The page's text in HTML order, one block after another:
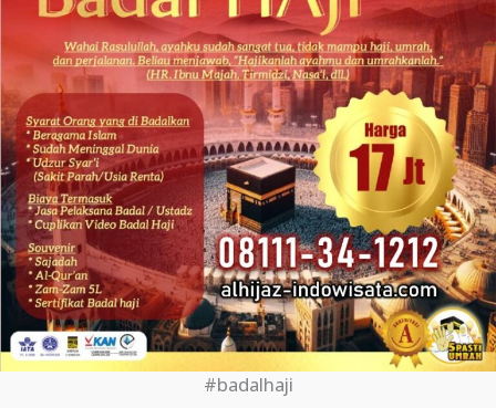
#badalhaji